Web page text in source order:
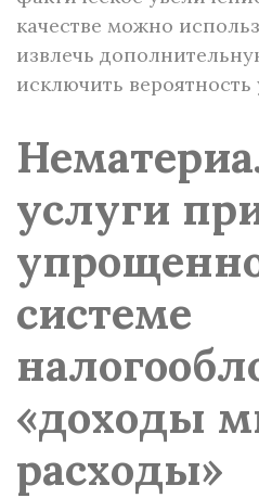
качестве можно
извлечь
исключить
услуги
системе
«доходы
расходы»